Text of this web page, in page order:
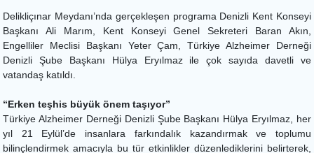
Delikliçınar Meydanı’nda gerçekleşen programa Denizli Kent Konseyi
Başkanı Ali Marım, Kent Konseyi Genel Sekreteri Baran Akın,
Engelliler Meclisi Başkanı Yeter Çam, Türkiye Alzheimer Derneği
Denizli Şube Başkanı Hülya Eryılmaz ile çok sayıda davetli ve
vatandaş katıldı.
“Erken teşhis büyük önem taşıyor”
Türkiye Alzheimer Derneği Denizli Şube Başkanı Hülya Eryılmaz, her
yıl 21 Eylül’de insanlara farkındalık kazandırmak ve toplumu
bilinçlendirmek amacıyla bu tür etkinlikler düzenlediklerini belirterek,